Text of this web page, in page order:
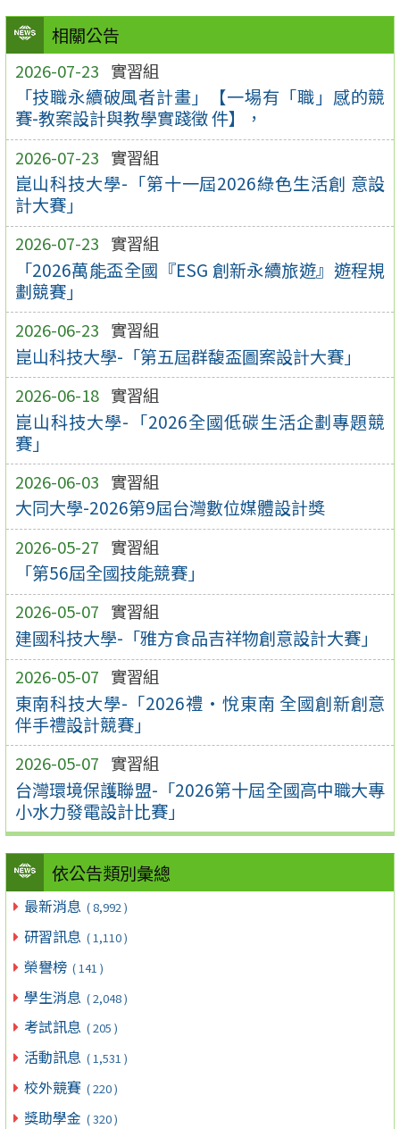
相關公告
2026-07-23 實習組
「技職永續破風者計畫」【一場有「職」感的競
賽-教案設計與教學實踐徵 件】，
2026-07-23 實習組
崑山科技大學-「第十一屆2026綠色生活創 意設
計大賽」
2026-07-23 實習組
「2026萬能盃全國『ESG 創新永續旅遊』遊程規
劃競賽」
2026-06-23 實習組
崑山科技大學-「第五屆群馥盃圖案設計大賽」
2026-06-18 實習組
崑山科技大學-「2026全國低碳生活企劃專題競
賽」
2026-06-03 實習組
大同大學-2026第9屆台灣數位媒體設計獎
2026-05-27 實習組
「第56屆全國技能競賽」
2026-05-07 實習組
建國科技大學-「雅方食品吉祥物創意設計大賽」
2026-05-07 實習組
東南科技大學-「2026禮•悅東南 全國創新創意
伴手禮設計競賽」
2026-05-07 實習組
台灣環境保護聯盟-「2026第十屆全國高中職大專
小水力發電設計比賽」
依公告類別彙總
最新消息 ( 8,992 )
研習訊息 ( 1,110 )
榮譽榜 ( 141 )
學生消息 ( 2,048 )
考試訊息 ( 205 )
活動訊息 ( 1,531 )
校外競賽 ( 220 )
獎助學金 ( 320 )